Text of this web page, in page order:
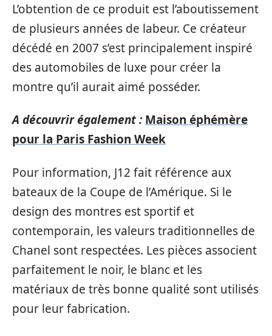
L’obtention de ce produit est l’aboutissement
de plusieurs années de labeur. Ce créateur
décédé en 2007 s’est principalement inspiré
des automobiles de luxe pour créer la
montre qu’il aurait aimé posséder.
A découvrir également : Maison éphémère
pour la Paris Fashion Week
Pour information, J12 fait référence aux
bateaux de la Coupe de l’Amérique. Si le
design des montres est sportif et
contemporain, les valeurs traditionnelles de
Chanel sont respectées. Les pièces associent
parfaitement le noir, le blanc et les
matériaux de très bonne qualité sont utilisés
pour leur fabrication.